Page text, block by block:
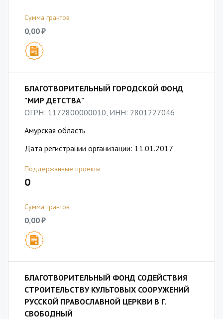
Сумма грантов
0,00 ₽
БЛАГОТВОРИТЕЛЬНЫЙ ГОРОДСКОЙ ФОНД
"МИР ДЕТСТВА"
ОГРН: 1172800000010, ИНН: 2801227046
Амурская область
Дата регистрации организации: 11.01.2017
Поддержанные проекты
0
Сумма грантов
0,00 ₽
БЛАГОТВОРИТЕЛЬНЫЙ ФОНД СОДЕЙСТВИЯ
СТРОИТЕЛЬСТВУ КУЛЬТОВЫХ СООРУЖЕНИЙ
РУССКОЙ ПРАВОСЛАВНОЙ ЦЕРКВИ В Г.
СВОБОДНЫЙ